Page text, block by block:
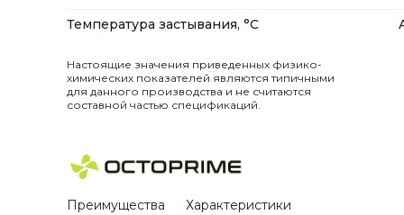
Настоящие значения приведенных физико-
химических показателей являются типичными
для данного производства и не считаются
составной частью спецификаций.
Температура застывания, °C
Преимущества Характеристики